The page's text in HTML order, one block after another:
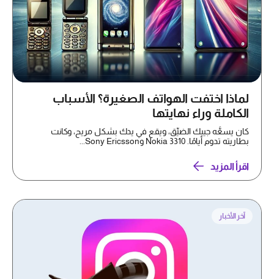
لماذا اختفت الهواتف الصغيرة؟ الأسباب
الكاملة وراء نهايتها
كان يسعُّه جيبك الضيِّق، ويقع في يدك بشكل مريح، وكانت
بطاريته تدوم أيامًا. Nokia 3310 وSony Ericsson...
اقرأ المزيد
آخر الأخبار